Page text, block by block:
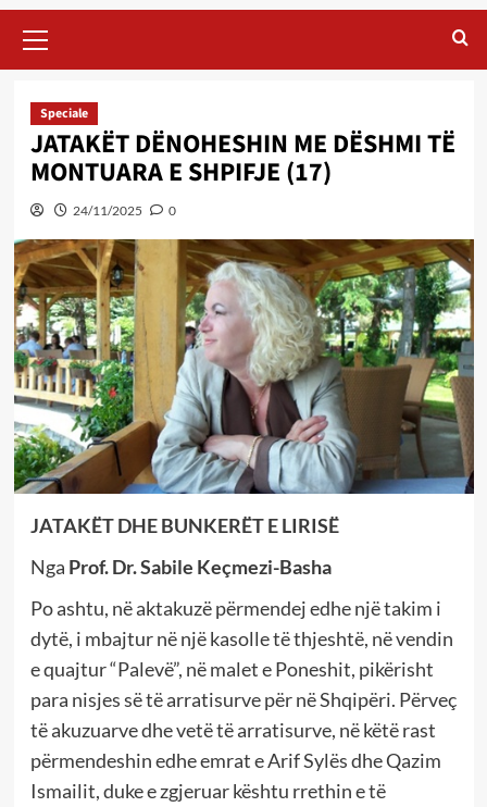
Menu
Speciale
JATAKËT DËNOHESHIN ME DËSHMI TË
MONTUARA E SHPIFJE (17)
24/11/2025 0
JATAKËT DHE BUNKERËT E LIRISË
Nga Prof. Dr. Sabile Keçmezi-Basha
Po ashtu, në aktakuzë përmendej edhe një takim i
dytë, i mbajtur në një kasolle të thjeshtë, në vendin
e quajtur “Palevë”, në malet e Poneshit, pikërisht
para nisjes së të arratisurve për në Shqipëri. Përveç
të akuzuarve dhe vetë të arratisurve, në këtë rast
përmendeshin edhe emrat e Arif Sylës dhe Qazim
Ismailit, duke e zgjeruar kështu rrethin e të